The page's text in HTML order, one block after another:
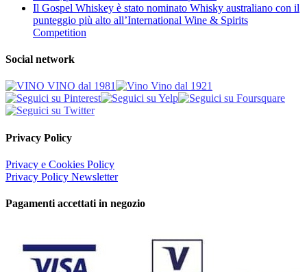
Il Gospel Whiskey è stato nominato Whisky australiano con il
punteggio più alto all’International Wine & Spirits
Competition
Social network
Privacy Policy
Privacy e Cookies Policy
Privacy Policy Newsletter
Pagamenti accettati in negozio